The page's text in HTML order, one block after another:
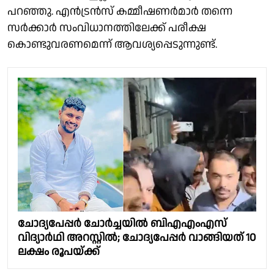
പറഞ്ഞു. എൻട്രൻസ് കമ്മീഷണർമാർ തന്നെ
സർക്കാർ സംവിധാനത്തിലേക്ക് പരീക്ഷ
കൊണ്ടുവരണമെന്ന് ആവശ്യപ്പെടുന്നുണ്ട്.
ചോദ്യപേപ്പർ ചോർച്ചയിൽ ബിഎഎംഎസ്
വിദ്യാർഥി അറസ്റ്റിൽ; ചോദ്യപേപ്പർ വാങ്ങിയത് 10
ലക്ഷം രൂപയ്ക്ക്